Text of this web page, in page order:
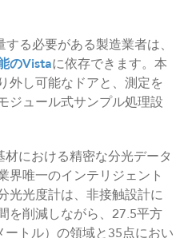
る必要がある製造業者は、
のVistaに依存できます。本
外し可能なドアと、測定を
ジュール式サンプル処理設
における精密な分光データ
界唯一のインテリジェント
光光度計は、非接触設計に
を削減しながら、27.5平方
トル）の領域と35点におい